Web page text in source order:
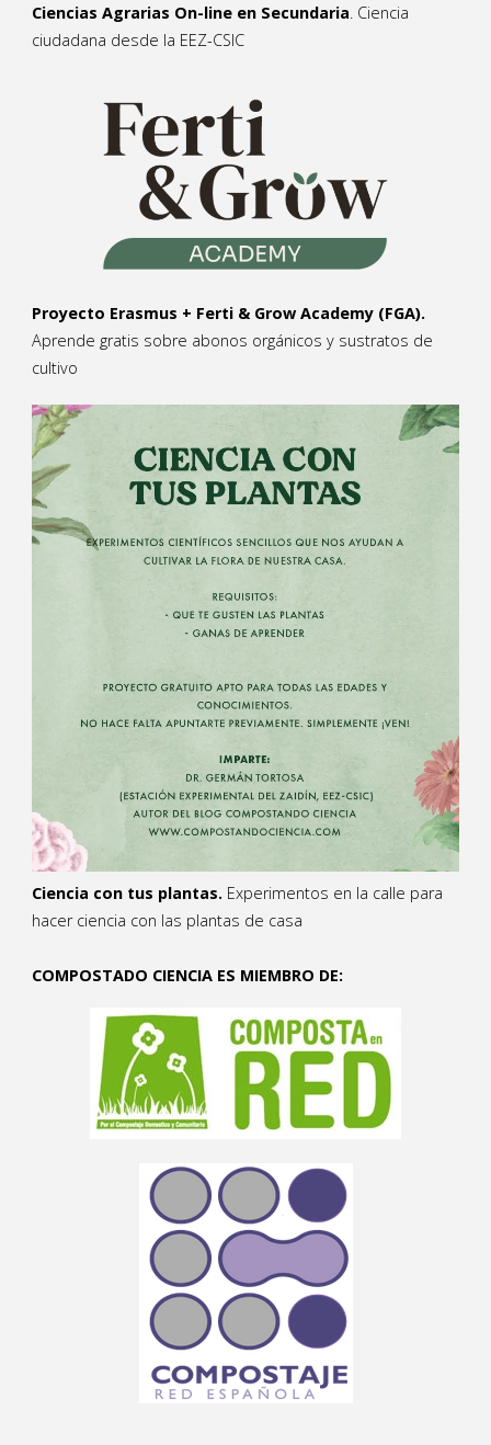
Ciencias Agrarias On-line en Secundaria. Ciencia
ciudadana desde la EEZ-CSIC
Proyecto Erasmus + Ferti & Grow Academy (FGA).
Aprende gratis sobre abonos orgánicos y sustratos de
cultivo
Ciencia con tus plantas. Experimentos en la calle para
hacer ciencia con las plantas de casa
COMPOSTADO CIENCIA ES MIEMBRO DE: